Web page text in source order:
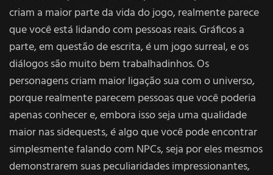
criam a maior parte da vida do jogo, realmente parece
que você está lidando com pessoas reais. Gráficos a
parte, em questão de escrita, é um jogo surreal, e os
diálogos são muito bem trabalhadinhos. Os
personagens criam maior ligação sua com o universo,
porque realmente parecem pessoas que você poderia
apenas conhecer e, embora isso seja uma qualidade
maior nas sidequests, é algo que você pode encontrar
simplesmente falando com NPCs, seja por eles mesmos
demonstrarem suas peculiaridades impressionantes,